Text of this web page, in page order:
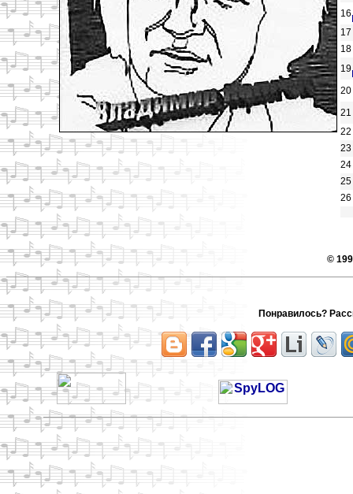
16
17
18
19
20
21
22
23
24
25
26
©
Понравилось?